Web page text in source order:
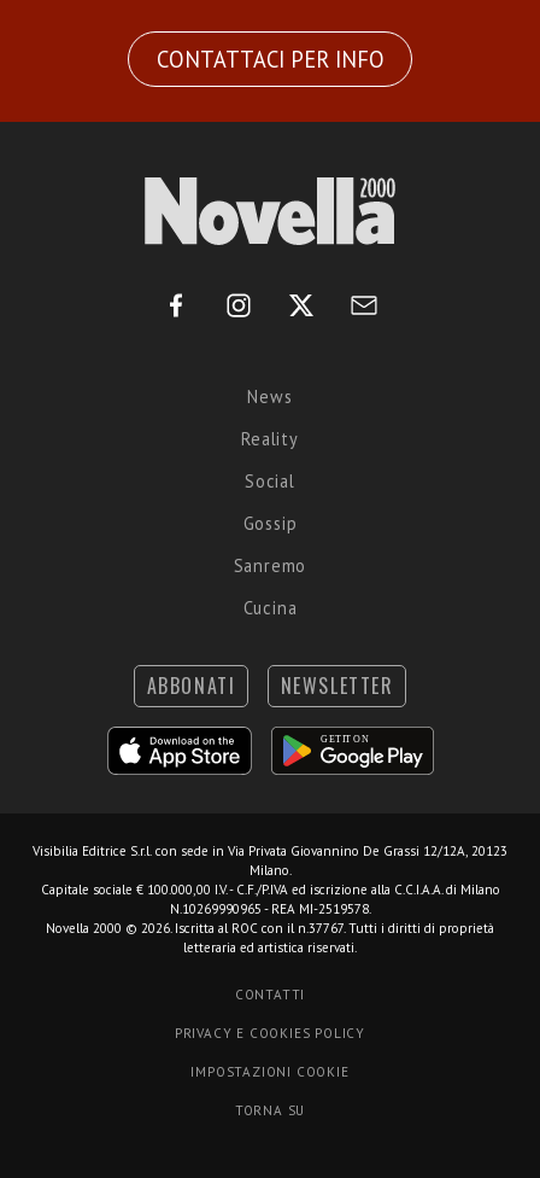
CONTATTACI PER INFO
News
Reality
Social
Gossip
Sanremo
Cucina
ABBONATI NEWSLETTER
Visibilia Editrice S.r.l. con sede in Via Privata Giovannino De Grassi 12/12A, 20123
Milano.
Capitale sociale € 100.000,00 I.V. - C.F./P.IVA ed iscrizione alla C.C.I.A.A. di Milano
N.10269990965 - REA MI-2519578.
Novella 2000 © 2026. Iscritta al ROC con il n.37767. Tutti i diritti di proprietà
letteraria ed artistica riservati.
CONTATTI
PRIVACY E COOKIES POLICY
IMPOSTAZIONI COOKIE
TORNA SU